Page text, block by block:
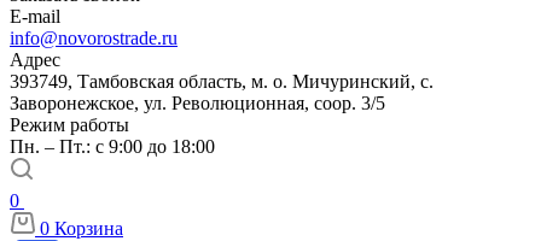
E-mail
info@novorostrade.ru
Адрес
393749, Тамбовская область, м. о. Мичуринский, с.
Заворонежское, ул. Революционная, соор. 3/5
Режим работы
Пн. – Пт.: с 9:00 до 18:00
0
0 Корзина